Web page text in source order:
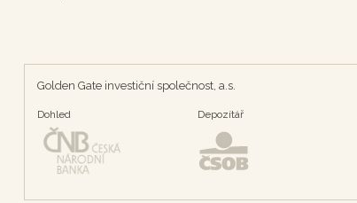
Golden Gate investiční společnost, a.s.
Dohled Depozítář